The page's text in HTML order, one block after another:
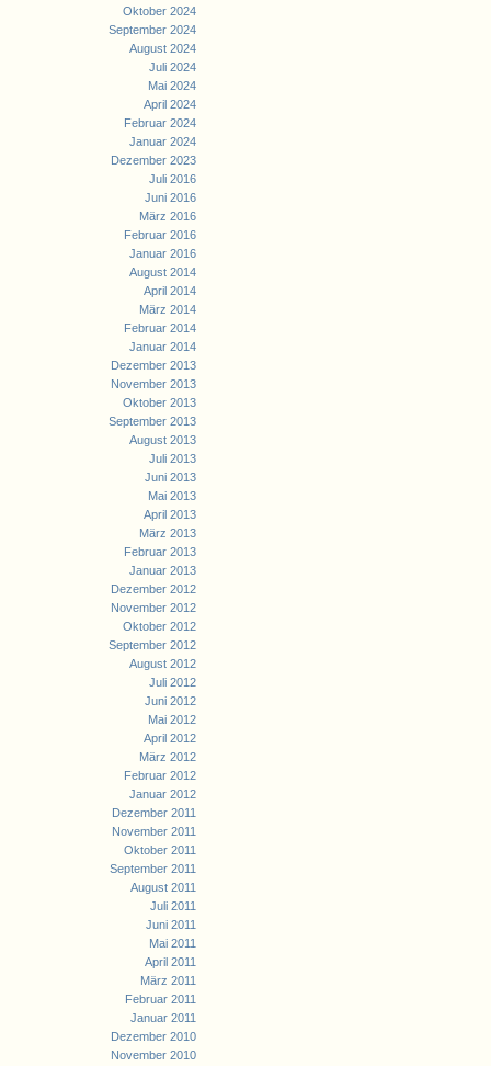
Oktober 2024
September 2024
August 2024
Juli 2024
Mai 2024
April 2024
Februar 2024
Januar 2024
Dezember 2023
Juli 2016
Juni 2016
März 2016
Februar 2016
Januar 2016
August 2014
April 2014
März 2014
Februar 2014
Januar 2014
Dezember 2013
November 2013
Oktober 2013
September 2013
August 2013
Juli 2013
Juni 2013
Mai 2013
April 2013
März 2013
Februar 2013
Januar 2013
Dezember 2012
November 2012
Oktober 2012
September 2012
August 2012
Juli 2012
Juni 2012
Mai 2012
April 2012
März 2012
Februar 2012
Januar 2012
Dezember 2011
November 2011
Oktober 2011
September 2011
August 2011
Juli 2011
Juni 2011
Mai 2011
April 2011
März 2011
Februar 2011
Januar 2011
Dezember 2010
November 2010